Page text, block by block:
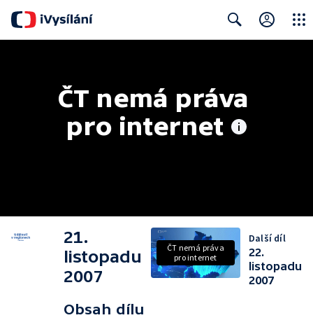
ČT nemá práva
pro internet
21.
listopadu
2007
Obsah dílu
ČT nemá práva
pro internet
Další díl
22.
listopadu
2007